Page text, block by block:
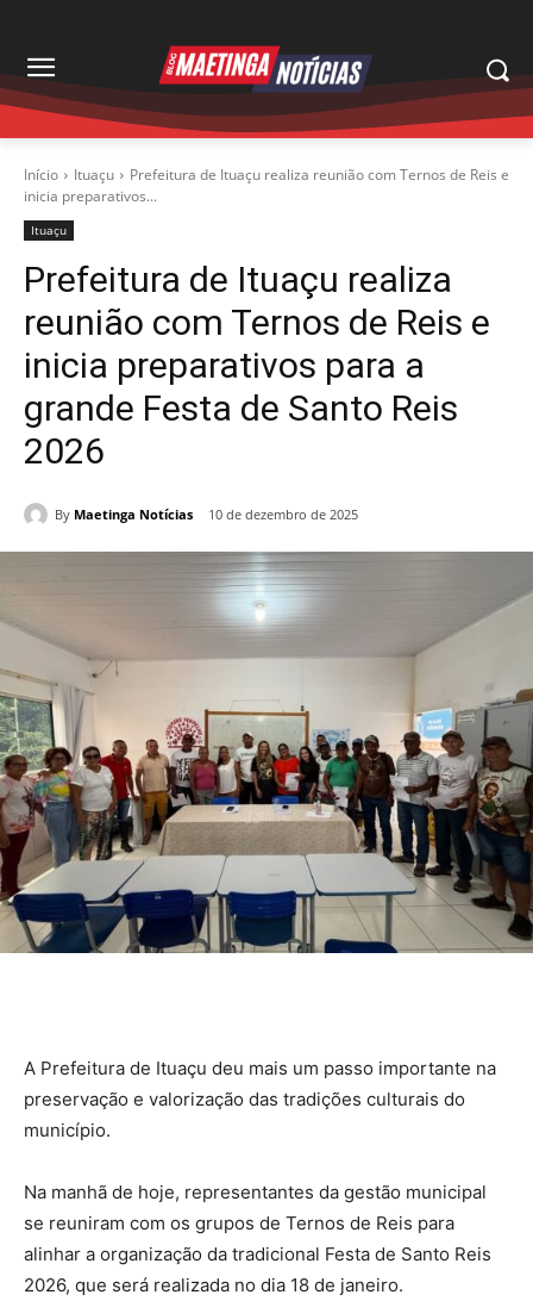
Início Ituaçu
Prefeitura de Ituaçu realiza reunião com Ternos de Reis e
inicia preparativos...
Ituaçu
Prefeitura de Ituaçu realiza
reunião com Ternos de Reis e
inicia preparativos para a
grande Festa de Santo Reis
2026
By Maetinga Notícias 10 de dezembro de 2025
A Prefeitura de Ituaçu deu mais um passo importante na
preservação e valorização das tradições culturais do
município.
Na manhã de hoje, representantes da gestão municipal
se reuniram com os grupos de Ternos de Reis para
alinhar a organização da tradicional Festa de Santo Reis
2026, que será realizada no dia 18 de janeiro.